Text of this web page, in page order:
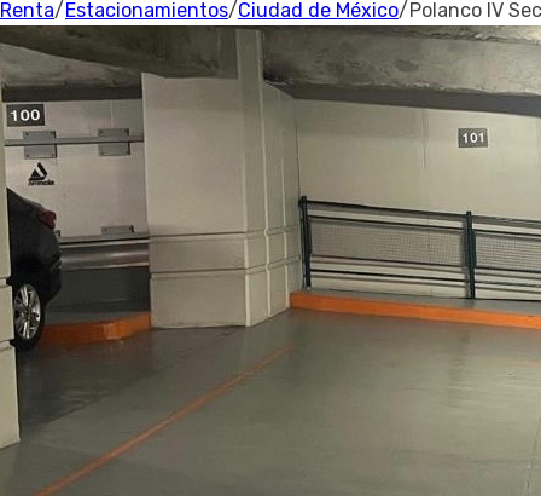
Renta/Estacionamientos/Ciudad de México/Polanco IV